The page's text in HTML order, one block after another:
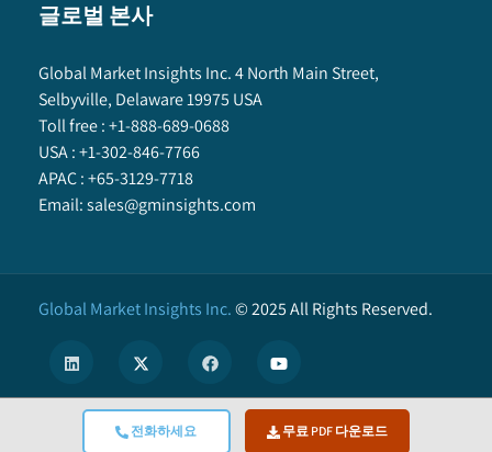
전화하세요 무료 PDF 다운로드
글로벌 본사
Global Market Insights Inc. 4 North Main Street,
Selbyville, Delaware 19975 USA
Toll free :+1-888-689-0688
USA :+1-302-846-7766
APAC :+65-3129-7718
Email:sales@gminsights.com
Global Market Insights Inc.©2025All Rights Reserved.
We use cookies to enhance user experience. (Privacy Policy